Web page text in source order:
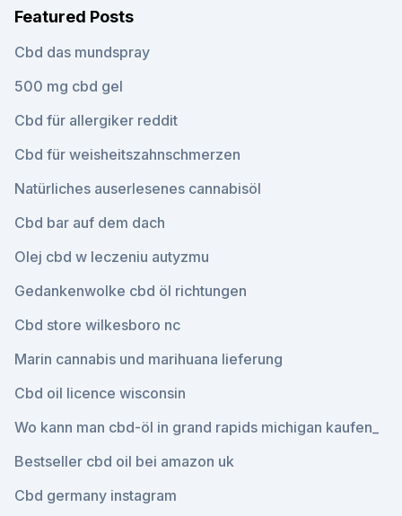
Featured Posts
Cbd das mundspray
500 mg cbd gel
Cbd für allergiker reddit
Cbd für weisheitszahnschmerzen
Natürliches auserlesenes cannabisöl
Cbd bar auf dem dach
Olej cbd w leczeniu autyzmu
Gedankenwolke cbd öl richtungen
Cbd store wilkesboro nc
Marin cannabis und marihuana lieferung
Cbd oil licence wisconsin
Wo kann man cbd-öl in grand rapids michigan kaufen_
Bestseller cbd oil bei amazon uk
Cbd germany instagram